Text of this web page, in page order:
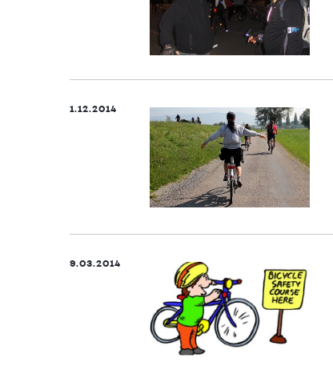
1.12.2014
9.03.2014